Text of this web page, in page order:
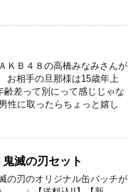
ＫＢ４８の高橋みなみさんが
お相手の旦那様は15歳年上
齢差って別にって感じじゃな
性に取ったらちょっと嬉し
滅の刃セット
の刃のオリジナル缶バッチが